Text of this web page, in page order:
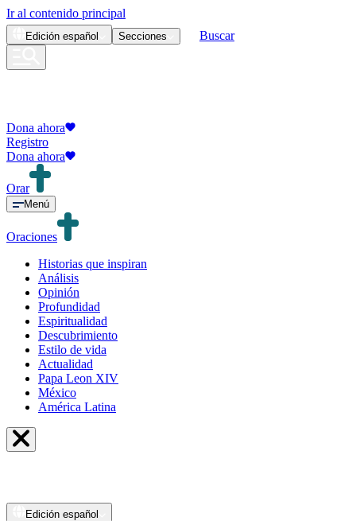
Ir al contenido principal
Edición español Secciones Buscar
Dona ahora
Registro
Dona ahora
Orar
Menú
Oraciones
Historias que inspiran
Análisis
Opinión
Profundidad
Espiritualidad
Descubrimiento
Estilo de vida
Actualidad
Papa Leon XIV
México
América Latina
Edición español